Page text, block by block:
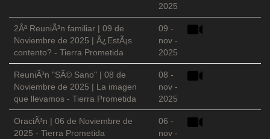
2025
2Âª ReuniÃ³n familiar | 09 de
Noviembre de 2025 | Â¿EstÃ¡s
contento? - Tierra Prometida
09 -
nov -
2025
ReuniÃ³n "SÃ© Sano" | 08 de
Noviembre de 2025 | La imagen
que llevamos - Tierra Prometida
08 -
nov -
2025
OraciÃ³n | 06 de Noviembre de
2025 - Tierra Prometida
06 -
nov -